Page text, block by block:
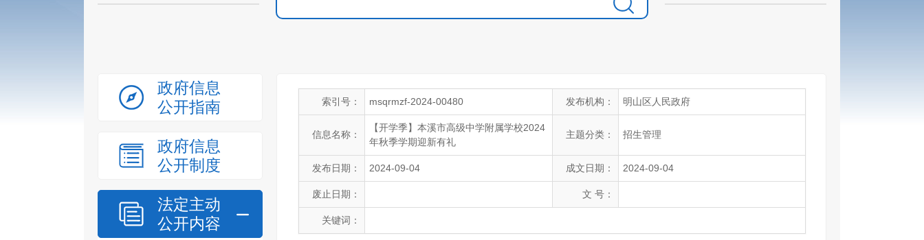
政府信息
公开指南
政府信息
公开制度
法定主动
公开内容
索引号： msqrmzf-2024-00480 发布机构： 明山区人民政府
信息名称：
【开学季】本溪市高级中学附属学校2024
年秋季学期迎新有礼
主题分类： 招生管理
发布日期： 2024-09-04 成文日期： 2024-09-04
废止日期： 文 号：
关键词：